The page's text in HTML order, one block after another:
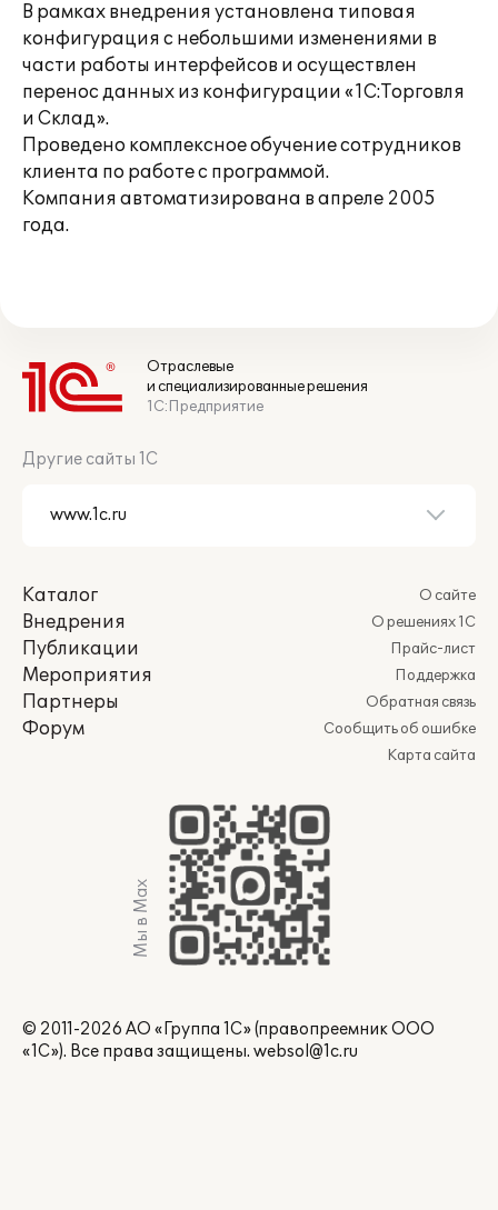
В рамках внедрения установлена типовая
конфигурация с небольшими изменениями в
части работы интерфейсов и осуществлен
перенос данных из конфигурации «1С:Торговля
и Склад».
Проведено комплексное обучение сотрудников
клиента по работе с программой.
Компания автоматизирована в апреле 2005
года.
Отраслевые
и специализированные решения
1С:Предприятие
Другие сайты 1С
Каталог
Внедрения
Публикации
Мероприятия
Партнеры
Форум
О сайте
О решениях 1С
Прайс-лист
Поддержка
Обратная связь
Сообщить об ошибке
Карта сайта
Мы в Max
© 2011-2026 АО «Группа 1С» (правопреемник ООО
«1С»). Все права защищены. websol@1c.ru